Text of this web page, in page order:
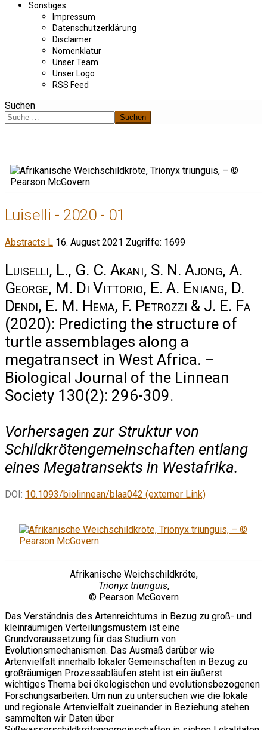
Sonstiges
Impressum
Datenschutzerklärung
Disclaimer
Nomenklatur
Unser Team
Unser Logo
RSS Feed
Suchen
Suchen
Luiselli - 2020 - 01
Abstracts L 16. August 2021 Zugriffe: 1699
Luiselli, L., G. C. Akani, S. N. Ajong, A.
George, M. Di Vittorio, E. A. Eniang, D.
Dendi, E. M. Hema, F. Petrozzi & J. E. Fa
(2020): Predicting the structure of
turtle assemblages along a
megatransect in West Africa. –
Biological Journal of the Linnean
Society 130(2): 296-309.
Vorhersagen zur Struktur von
Schildkrötengemeinschaften entlang
eines Megatransekts in Westafrika.
DOI: 10.1093/biolinnean/blaa042 (externer Link)
Afrikanische Weichschildkröte,
Trionyx triunguis,
© Pearson McGovern
Das Verständnis des Artenreichtums in Bezug zu groß- und
kleinräumigen Verteilungsmustern ist eine
Grundvoraussetzung für das Studium von
Evolutionsmechanismen. Das Ausmaß darüber wie
Artenvielfalt innerhalb lokaler Gemeinschaften in Bezug zu
großräumigen Prozessabläufen steht ist ein äußerst
wichtiges Thema bei ökologischen und evolutionsbezogenen
Forschungsarbeiten. Um nun zu untersuchen wie die lokale
und regionale Artenvielfalt zueinander in Beziehung stehen
sammelten wir Daten über